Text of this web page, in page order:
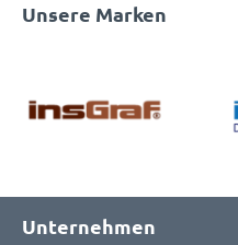
Unsere Marken
Unternehmen